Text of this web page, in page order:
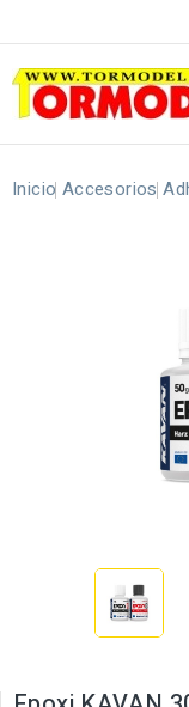
Inicio Accesorios